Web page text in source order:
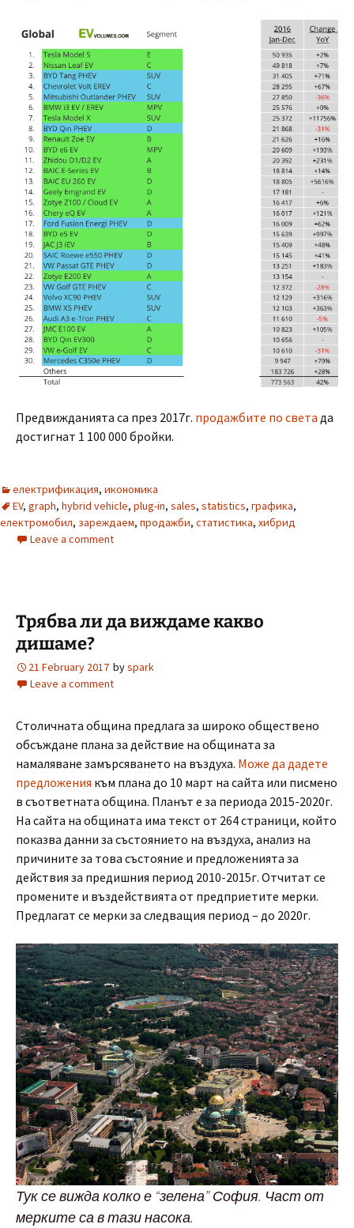
Предвижданията са през 2017г. продажбите по света да
достигнат 1 100 000 бройки.
електрификация, икономика
EV, graph, hybrid vehicle, plug-in, sales, statistics, графика,
електромобил, зареждаем, продажби, статистика, хибрид
Leave a comment
Трябва ли да виждаме какво
дишаме?
21 February 2017 byspark
Leave a comment
Столичната община предлага за широко обществено
обсъждане плана за действие на общината за
намаляване замърсяването на въздуха. Може да дадете
предложения към плана до 10 март на сайта или писмено
в съответната община. Планът е за периода 2015-2020г.
На сайта на общината има текст от 264 страници, който
показва данни за състоянието на въздуха, анализ на
причините за това състояние и предложенията за
действия за предишния период 2010-2015г. Отчитат се
промените и въздействията от предприетите мерки.
Предлагат се мерки за следващия период – до 2020г.
Тук се вижда колко е “зелена” София. Част от
мерките са в тази насока.